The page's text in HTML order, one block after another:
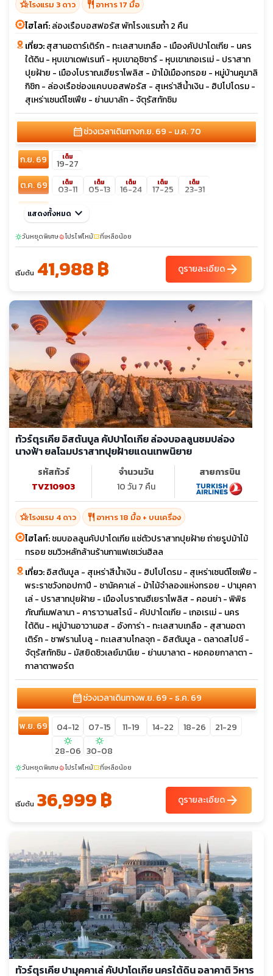
hotel_classโรงแรม 3 ดาว restaurant อาหาร 17 มื้อ
ไฮไลท์:ล่องเรือบอสฟอรัส พักโรงแรมถ้ำ 2 คืน
เที่ยว:สุสานอตาร์เติร์ก - ทะเลสาบเกลือ - เมืองคัปปาโดเกีย - นคร
ใต้ดิน - หุบเขาเดฟเรนท์ - หุบเขาอุซิซาร์ - หุบเขาเกอเรเม่ - ปราสาท
ปุยฝ้าย - เมืองโบราณเฮียราโพลิส - ม้าไม้เมืองทรอย - หมู่บ้านคูมาลิ
กิชิก - ล่องเรือช่องแคบบอสฟอรัส - สุเหร่าสีน้ำเงิน - ฮิปโปโดรม -
สุเหร่าเซนต์โซเฟีย - ย่านบาลัท - จัตุรัสทักซิม
calendar_monthช่วงเวลาเดินทางก.ย. 69 - ม.ค. 70
ก.ย. 69 เต็ม
19-27
ต.ค. 69
เต็ม
03-11
เต็ม
05-13
เต็ม
16-24
เต็ม
17-25
เต็ม
23-31
พ.ย. 69
07-15
ธ.ค. 69
sunny
05-13 06-14 19-27
แสดงทั้งหมด keyboard_arrow_down
sunnyวันหยุดพิเศษlocal_fire_departmentโปรไฟไหม้confirmation_numberที่เหลือน้อย
เริ่มต้น 41,988 ฿ ดูรายละเอียดarrow_forward
ทัวร์ตุรเคีย อิสตันบูล คัปปาโดเกีย ล่องบอลลูนชมปล่อง
นางฟ้า ยลโฉมปราสาทปุยฝ้ายแดนเทพนิยาย
รหัสทัวร์
TVZ10903
จำนวนวัน
10 วัน 7 คืน
สายการบิน
hotel_classโรงแรม 4 ดาว restaurant อาหาร 18 มื้อ + บนเครื่อง
ไฮไลท์:ชมบอลลูนคัปปาโดเกีย แช่ตัวปราสาทปุยฝ้าย ถ่ายรูปม้าไม้
ทรอย ชมวิวหลักล้านร้านกาแฟเซเว่นฮิลล
เที่ยว:อิสตันบูล - สุเหร่าสีน้ำเงิน - ฮิปโปโดรม - สุเหร่าเซนต์โซเฟีย -
พระราชวังทอปกาปี - ชานัคคาเล่ - ม้าไม้จำลองแห่งทรอย - ปามุคคา
เล่ - ปราสาทปุยฝ้าย - เมืองโบราณฮีเยราโพลิส - คอนย่า - พิพิธ
ภัณฑ์เมฟลานา - คาราวานสไรน์ - คัปปาโดเกีย - เกอเรเม่ - นคร
ใต้ดิน - หมู่บ้านอาวานอส - อังการ่า - ทะเลสาบเกลือ - สุสานอตา
เติร์ก - ซาฟรานโบลู - ทะเลสาบโกลจุก - อิสตันบูล - ตลาดสไปซ์ -
จัตุรัสทักซิม - มัสยิดซิวเลย์มานีเย - ย่านบาลาต - หอคอยกาลาตา -
กาลาตาพอร์ต
calendar_monthช่วงเวลาเดินทางพ.ย. 69 - ธ.ค. 69
พ.ย. 69 04-12 07-15 11-19 14-22 18-26 21-29
sunny
28-06
sunny
30-08
sunnyวันหยุดพิเศษlocal_fire_departmentโปรไฟไหม้confirmation_numberที่เหลือน้อย
เริ่มต้น 36,999 ฿ ดูรายละเอียดarrow_forward
ทัวร์ตุรเคีย ปามุคคาเล่ คัปปาโดเกีย นครใต้ดิน อลาคาติ วิหาร